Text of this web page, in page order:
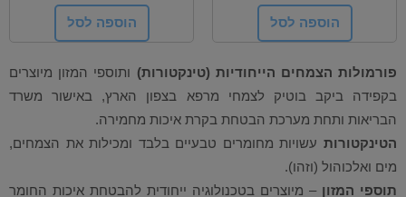
הוספה לסל הוספה לסל
פורמולות הצמחים הייחודיות (טינקטורות) ותוספי המזון מיוצרים
בקפידה ביקב בוטיק לצמחי מרפא בצפון הארץ, באישור משרד
הבריאות ותחת מערכת הבטחת בקרת איכות מחמירה.
הטינקטורות עשויות מחומרים טבעיים בלבד ומכילות את הצמחים,
מים ואלכוהול (וזהו).
תוספי המזון – מיוצרים בטכנולוגיה ייחודית להבטחת איכות החומר